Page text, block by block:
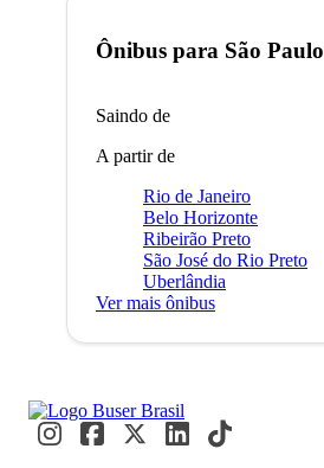
Ônibus para São Paulo
Saindo de
A partir de
Rio de Janeiro
Belo Horizonte
Ribeirão Preto
São José do Rio Preto
Uberlândia
Ver mais ônibus